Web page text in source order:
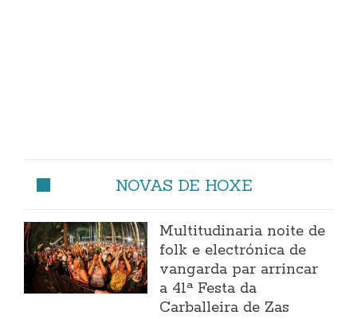
NOVAS DE HOXE
Multitudinaria noite de
folk e electrónica de
vangarda par arrincar
a 41ª Festa da
Carballeira de Zas